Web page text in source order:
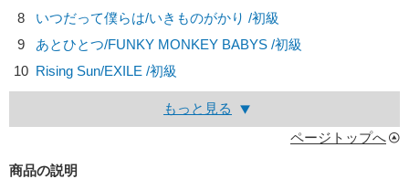
8
いつだって僕らは/いきものがかり /初級
9
あとひとつ/FUNKY MONKEY BABYS /初級
10 Rising Sun/EXILE /初級
もっと見る
ページトップへ
商品の説明